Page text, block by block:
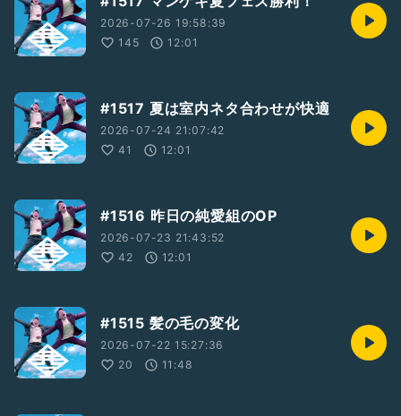
2026-07-26 19:58:39
145
12:01
#1517 夏は室内ネタ合わせが快適
2026-07-24 21:07:42
41
12:01
#1516 昨日の純愛組のOP
2026-07-23 21:43:52
42
12:01
#1515 髪の毛の変化
2026-07-22 15:27:36
20
11:48